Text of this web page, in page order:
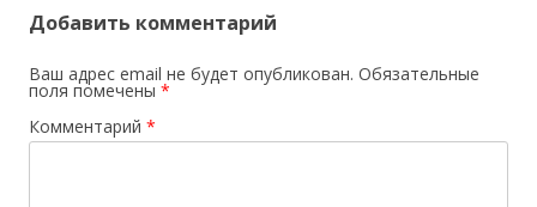
Добавить комментарий
Ваш адрес email не будет опубликован. Обязательные
поля помечены *
Комментарий *